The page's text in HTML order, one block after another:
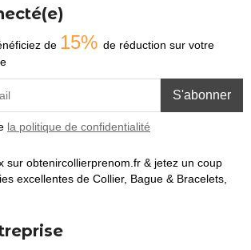
de 15% de réduction sur votre
S'abonner
la politique de confidentialité
sur obtenircollierprenom.fr & jetez un coup
excellentes de Collier, Bague & Bracelets,